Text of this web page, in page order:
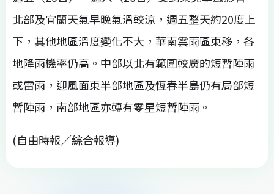
北部及宜蘭天氣早晚氣溫較涼，週五整天約20度上
下，其他地區溫度變化不大，華南雲雨區東移，各
地降雨機率仍高。中部以北有範圍較廣的短暫陣雨
或雷雨，迎風面東半部地區及恆春半島仍有局部短
暫陣雨，南部地區亦轉有零星短暫陣雨。
(自由時報／綜合報導)